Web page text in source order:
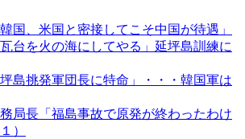
国、米国と密接してこそ中国が待遇」
台を火の海にしてやる」延坪島訓練に
坪島挑発軍団長に特命」・・・韓国軍は
局長「福島事故で原発が終わったわけ
）